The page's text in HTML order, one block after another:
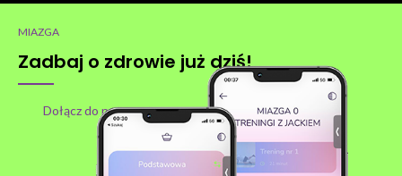
MIAZGA
Zadbaj o zdrowie już dziś!
Dołącz do nas